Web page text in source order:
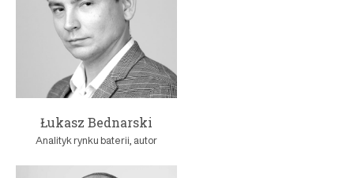
Łukasz Bednarski
Analityk rynku baterii, autor